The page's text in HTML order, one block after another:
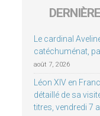
Le cardinal
catéchuménat,
août 7, 2026
Léon XIV en
détaillé de sa
titres, vendredi 7